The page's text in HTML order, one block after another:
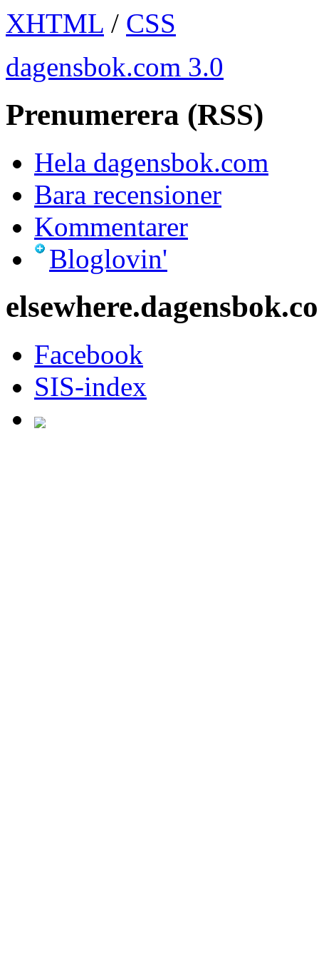
XHTML / CSS
dagensbok.com 3.0
Prenumerera (RSS)
Hela dagensbok.com
Bara recensioner
Kommentarer
Bloglovin'
Facebook
SIS-index